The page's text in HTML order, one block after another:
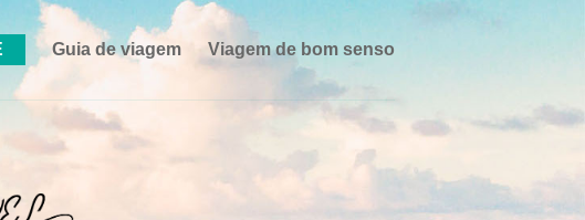
Guia de viagem Viagem de bom senso